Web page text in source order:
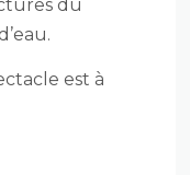
du
est à